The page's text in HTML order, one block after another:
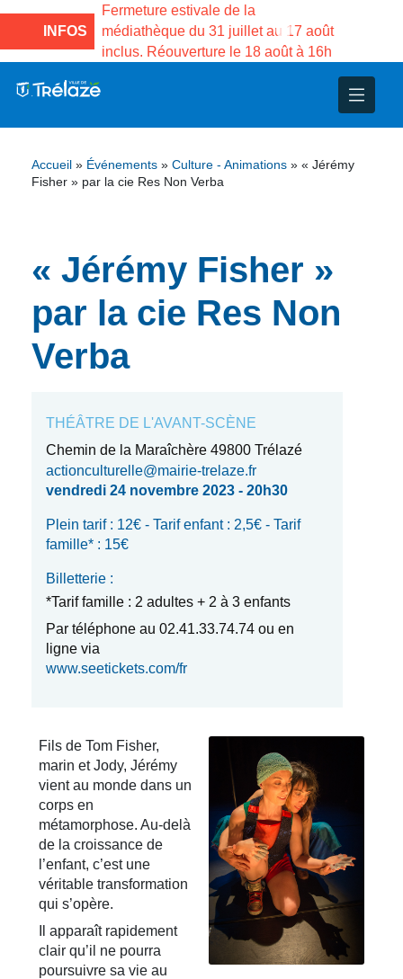
INFOS
Fermeture estivale de la
médiathèque du 31 juillet au 17 août
inclus. Réouverture le 18 août à 16h
Fermeture estivale de
Services publics Vasco
3 au 21 août
et d’animations
Projets
– Jumelage
Accueil » Événements » Culture - Animations » « Jérémy
Fisher » par la cie Res Non Verba
« Jérémy Fisher »
par la cie Res Non
Verba
THÉÂTRE DE L'AVANT-SCÈNE
Chemin de la Maraîchère 49800 Trélazé
actionculturelle@mairie-trelaze.fr
vendredi 24 novembre 2023 - 20h30
Plein tarif : 12€ - Tarif enfant : 2,5€ - Tarif
famille* : 15€
Billetterie :
*Tarif famille : 2 adultes + 2 à 3 enfants
Par téléphone au 02.41.33.74.74 ou en
ligne via
www.seetickets.com/fr
Fils de Tom Fisher,
marin et Jody, Jérémy
vient au monde dans un
corps en
métamorphose. Au-delà
de la croissance de
l’enfant, c’est une
véritable transformation
qui s’opère.
Il apparaît rapidement
clair qu’il ne pourra
poursuivre sa vie au